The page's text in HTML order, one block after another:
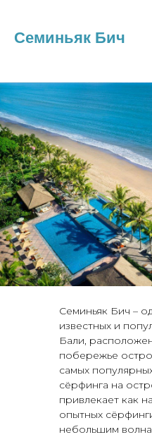
Семиньяк Бич
Семиньяк Бич –
известных и
Бали,
побережье
самых
сёрфинга на
привлекает как
опытных
небольшим